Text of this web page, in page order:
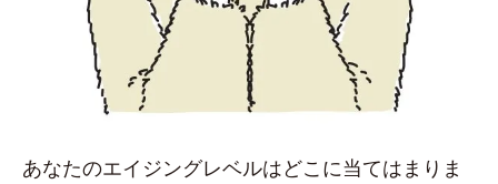
あなたのエイジングレベルはどこに当てはまりま